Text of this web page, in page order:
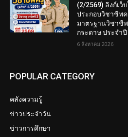
(2/2569) ลิงก์เ
ประกอบวิชาชีพค
มาตรฐานวิชาชี
กระดาษ ประจำ
6 สิงหาคม 2026
POPULAR CATEGORY
คลังความรู้
ข่าวประจำวัน
ข่าวการศึกษา